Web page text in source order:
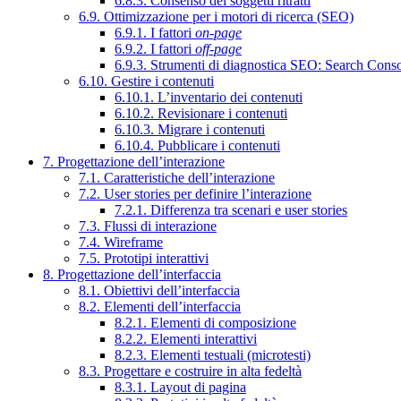
6.9. Ottimizzazione per i motori di ricerca (SEO)
6.9.1. I fattori on-page
6.9.2. I fattori off-page
6.9.3. Strumenti di diagnostica SEO: Search
6.10. Gestire i contenuti
6.10.1. L’inventario dei contenuti
6.10.2. Revisionare i contenuti
6.10.3. Migrare i contenuti
6.10.4. Pubblicare i contenuti
7. Progettazione dell’interazione
7.1. Caratteristiche dell’interazione
7.2. User stories per definire l’interazione
7.2.1. Differenza tra scenari e user stories
7.3. Flussi di interazione
7.4. Wireframe
7.5. Prototipi interattivi
8. Progettazione dell’interfaccia
8.1. Obiettivi dell’interfaccia
8.2. Elementi dell’interfaccia
8.2.1. Elementi di composizione
8.2.2. Elementi interattivi
8.2.3. Elementi testuali (microtesti)
8.3. Progettare e costruire in alta fedeltà
8.3.1. Layout di pagina